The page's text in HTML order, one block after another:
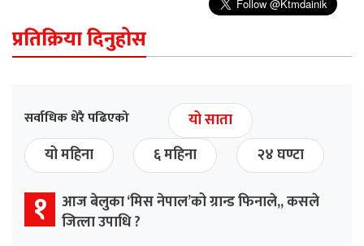
प्रतिक्रिया दिनुहोस
सर्वाधिक धेरै पढिएको
यो साता
यो महिना
६ महिना २४ घण्टा
१ आज बेलुका ‘मिस नेपाल’को ग्रान्ड फिनाले,, कसले
जित्ला उपाधि ?